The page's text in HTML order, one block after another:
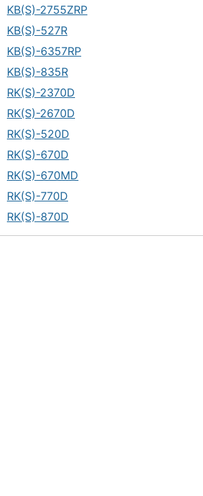
KB(S)-2755ZRP
KB(S)-527R
KB(S)-6357RP
KB(S)-835R
RK(S)-2370D
RK(S)-2670D
RK(S)-520D
RK(S)-670D
RK(S)-670MD
RK(S)-770D
RK(S)-870D